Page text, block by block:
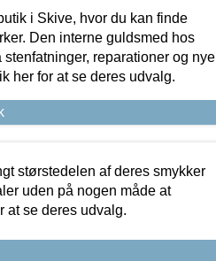
i Skive, hvor du kan finde
Den interne guldsmed hos
reparationer og nye
her for at se deres udvalg.
størstedelen af deres smykker
uden på nogen måde at
at se deres udvalg.